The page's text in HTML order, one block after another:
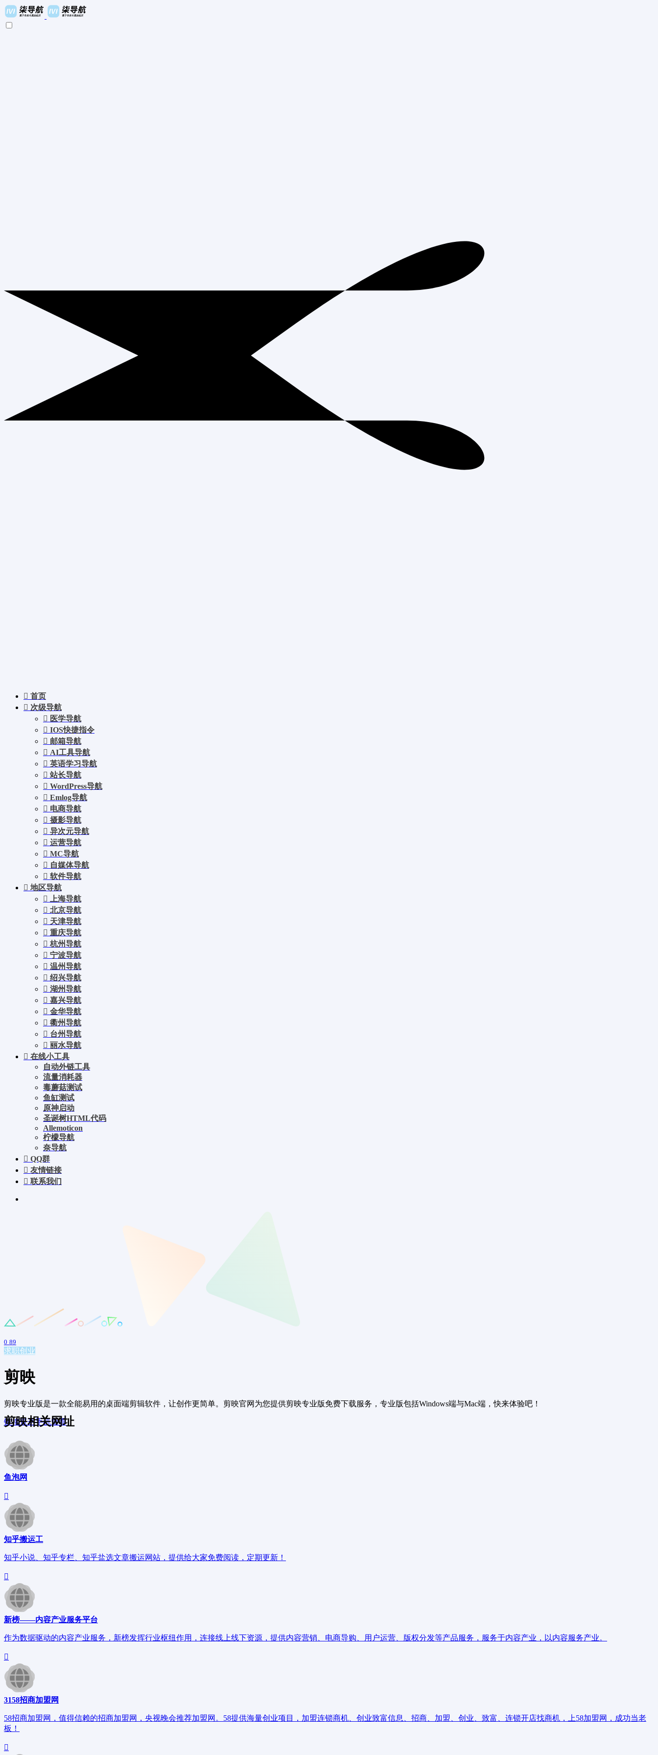
首页
次级导航
医学导航
IOS快捷指令
邮箱导航
AI工具导航
英语学习导航
站长导航
WordPress导航
Emlog导航
电商导航
摄影导航
异次元导航
运营导航
MC导航
自媒体导航
软件导航
地区导航
上海导航
北京导航
天津导航
重庆导航
杭州导航
宁波导航
温州导航
绍兴导航
湖州导航
嘉兴导航
金华导航
衢州导航
台州导航
丽水导航
在线小工具
自动外链工具
流量消耗器
毒蘑菇测试
鱼缸测试
原神启动
圣诞树HTML代码
Allemoticon
柠檬导航
奈导航
QQ群
友情链接
联系我们
0 89
求职创业
剪映
剪映专业版是一款全能易用的桌面端剪辑软件，让创作更简单。剪映官网为您提供剪映专业版免费下载服务，专业版包括Windows端与Mac端，快来体验吧！
链接直达手机查看
剪映相关网址
鱼泡网
知乎搬运工
知乎小说、知乎专栏、知乎盐选文章搬运网站，提供给大家免费阅读，定期更新！
新榜——内容产业服务平台
作为数据驱动的内容产业服务，新榜发挥行业枢纽作用，连接线上线下资源，提供内容营销、电商导购、用户运营、版权分发等产品服务，服务于内容产业，以内容服务产业。
3158招商加盟网
58招商加盟网，值得信赖的招商加盟网，央视晚会推荐加盟网。58提供海量创业项目，加盟连锁商机、创业致富信息、招商、加盟、创业、致富、连锁开店找商机，上58加盟网，成功当老
板！